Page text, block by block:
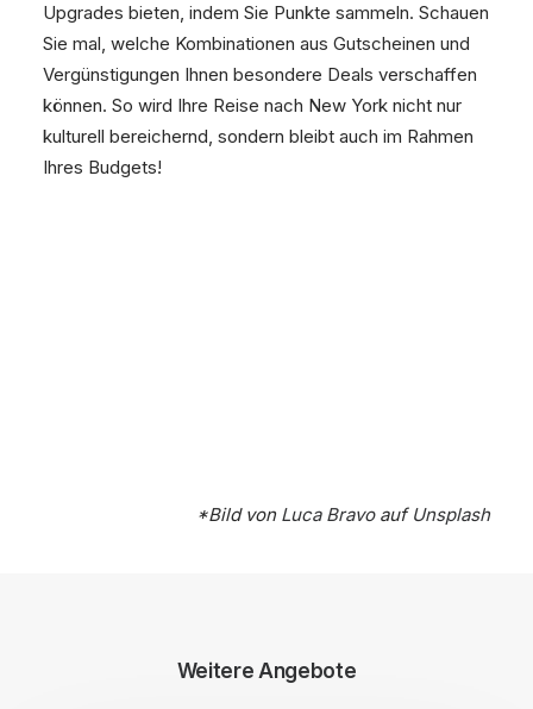
Upgrades bieten, indem Sie Punkte sammeln. Schauen
Sie mal, welche Kombinationen aus Gutscheinen und
Vergünstigungen Ihnen besondere Deals verschaffen
können. So wird Ihre Reise nach New York nicht nur
kulturell bereichernd, sondern bleibt auch im Rahmen
Ihres Budgets!
*Bild von Luca Bravoauf Unsplash
Weitere Angebote